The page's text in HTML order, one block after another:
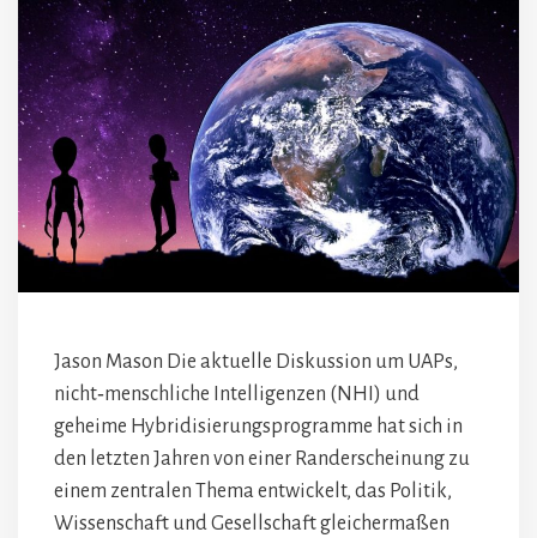
Jason Mason Die aktuelle Diskussion um UAPs,
nicht‑menschliche Intelligenzen (NHI) und
geheime Hybridisierungsprogramme hat sich in
den letzten Jahren von einer Randerscheinung zu
einem zentralen Thema entwickelt, das Politik,
Wissenschaft und Gesellschaft gleichermaßen